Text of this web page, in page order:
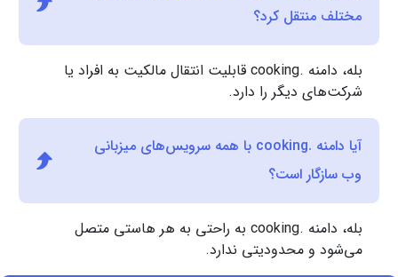
مختلف منتقل کرد؟
بله، دامنه .cooking قابلیت انتقال مالکیت به افراد یا
شرکت‌های دیگر را دارد.
آیا دامنه .cooking با همه سرویس‌های میزبانی
وب سازگار است؟
بله، دامنه .cooking به راحتی به هر هاستی متصل
می‌شود و محدودیتی ندارد.